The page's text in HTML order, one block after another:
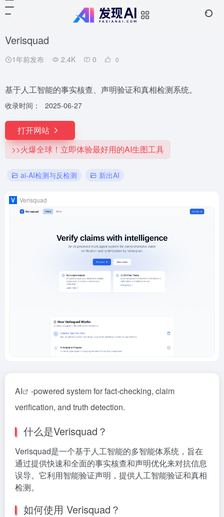
Verisquad
1年前发布 2.4K 0 0
基于人工智能的事实核查、声明验证和真相检测系统。
收录时间： 2025-06-27
打开网站
>>火爆全球！立即体验最好用的AI生图工具
ai-AI检测与反检测 新出AI
Verisquad
AI
-powered system for fact-checking, claim
verification, and truth detection.
什么是Verisquad？
Verisquad是一个基于人工智能的多智能体系统，旨在
通过提供快速和全面的事实核查和声明优化来对抗信息
误导。它利用智能验证声明，提供人工智能验证和真相
检测。
如何使用 Verisquad？